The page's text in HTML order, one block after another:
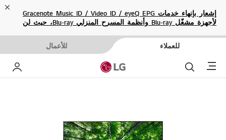
إشعار بإنهاء خدمات Gracenote Music ID / Video ID / eyeQ EPG
لأجهزة مشغّل Blu-ray وأنظمة المسرح المنزلي Blu-ray، حيث لن
للعملاء للأعمال
Menu بحث